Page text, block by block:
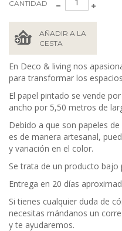
CANTIDAD
AÑADIR A LA
CESTA
En Deco & living nos
para transformar los
El papel pintado se vende
ancho por 5,50 metros de
Debido a que son papeles
es de manera artesanal,
y variación en el color.
Se trata de un producto
Entrega en 20 días
Si tienes cualquier duda de
necesitas mándanos un
y te ayudaremos.